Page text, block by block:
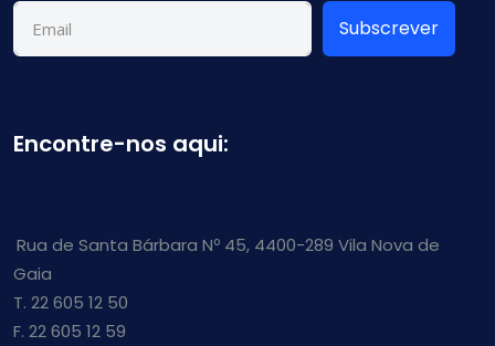
Subscrever
Encontre-nos aqui:
Rua de Santa Bárbara Nº 45, 4400-289 Vila Nova de
Gaia
T. 22 605 12 50
F. 22 605 12 59